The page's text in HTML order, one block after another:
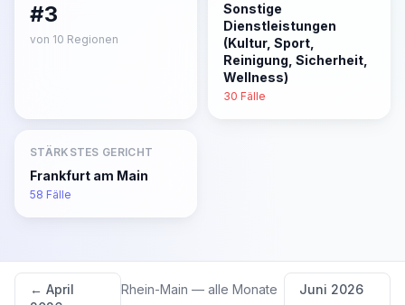
#3
von 10 Regionen
Sonstige
Dienstleistungen
(Kultur, Sport,
Reinigung, Sicherheit,
Wellness)
30 Fälle
STÄRKSTES GERICHT
Frankfurt am Main
58 Fälle
← April
Rhein-Main — alle Monate
Juni 2026